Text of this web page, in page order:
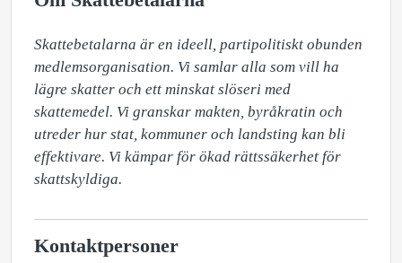
Skattebetalarna är en ideell, partipolitiskt obunden
medlemsorganisation. Vi samlar alla som vill ha
lägre skatter och ett minskat slöseri med
skattemedel. Vi granskar makten, byråkratin och
utreder hur stat, kommuner och landsting kan bli
effektivare. Vi kämpar för ökad rättssäkerhet för
skattskyldiga.
Kontaktpersoner